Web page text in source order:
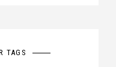
TAGS